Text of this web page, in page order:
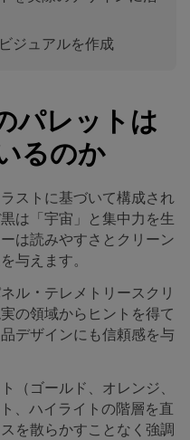
ジュアルを作成
パレットは
るのか
ストに基づいて構成され
は「宇宙」と集中力を生
は読みやすさとクリーン
与えます。
ル・テレメトリースクリ
の領域からヒントを得て
デザインにも信頼感を与
（ゴールド、オレンジ、
、ハイライトの階層を直
を散らかすことなく強調